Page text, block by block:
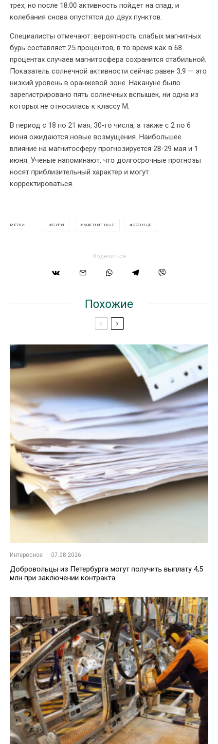
трех, но после 18:00 активность пойдет на спад, и
колебания снова опустятся до двух пунктов.
Специалисты отмечают: вероятность слабых магнитных
бурь составляет 25 процентов, в то время как в 68
процентах случаев магнитосфера сохранится стабильной.
Показатель солнечной активности сейчас равен 3,9 — это
низкий уровень в оранжевой зоне. Накануне было
зарегистрировано пять солнечных вспышек, ни одна из
которых не относилась к классу М.
В период с 18 по 21 мая, 30-го числа, а также с 2 по 6
июня ожидаются новые возмущения. Наибольшее
влияние на магнитосферу прогнозируется 28-29 мая и 1
июня. Ученые напоминают, что долгосрочные прогнозы
носят приблизительный характер и могут
корректироваться.
МЕТКИ БУРИ МАГНИТНЫЕ СОЛНЦЕ
Поделиться
Похожие
Интересное · 07.08.2026
Добровольцы из Петербурга могут получить выплату 4,5
млн при заключении контракта